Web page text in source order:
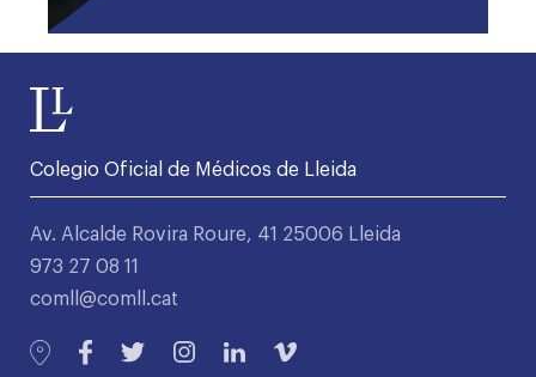
Colegio Oficial de Médicos de Lleida
Av. Alcalde Rovira Roure, 41 25006 Lleida
973 27 08 11
comll@comll.cat